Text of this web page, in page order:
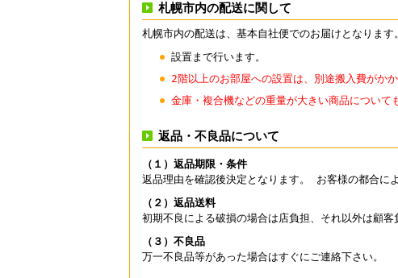
札幌市内の配送に関して
札幌市内の配送は、基本自社便でのお届けとなります。
設置まで行います。
2階以上のお部屋への設置は、別途搬入費がか
金庫・複合機などの重量が大きい商品について
返品・不良品について
（１）返品期限・条件
返品理由を確認後決定となります。 お客様の都合に
（２）返品送料
初期不良による破損の場合は店負担、それ以外は顧客
（３）不良品
万一不良品等があった場合はすぐにご連絡下さい。